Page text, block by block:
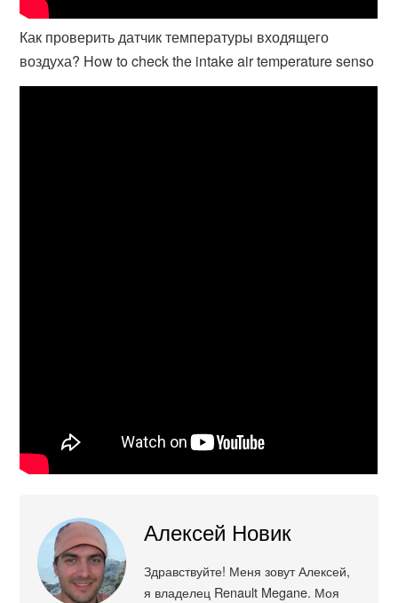
Как проверить датчик температуры входящего
воздуха? How to check the intake air temperature senso
Алексей Новик
Здравствуйте! Меня зовут Алексей,
я владелец Renault Megane. Моя